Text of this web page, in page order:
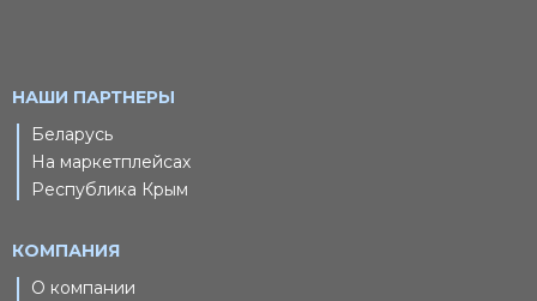
НАШИ ПАРТНЕРЫ
Беларусь
На маркетплейсах
Республика Крым
КОМПАНИЯ
О компании